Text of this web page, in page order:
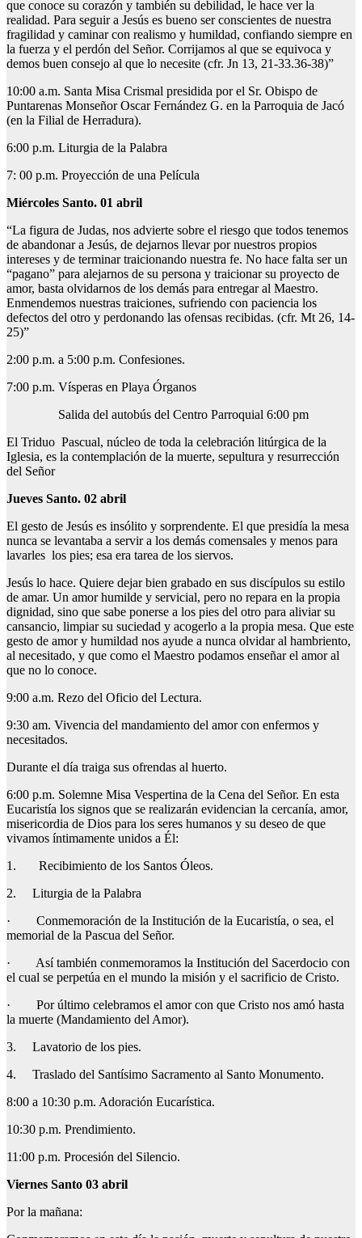
que conoce su corazón y también su debilidad, le hace ver la
realidad. Para seguir a Jesús es bueno ser conscientes de nuestra
fragilidad y caminar con realismo y humildad, confiando siempre en
la fuerza y el perdón del Señor. Corrijamos al que se equivoca y
demos buen consejo al que lo necesite (cfr. Jn 13, 21-33.36-38)”
10:00 a.m. Santa Misa Crismal presidida por el Sr. Obispo de
Puntarenas Monseñor Oscar Fernández G. en la Parroquia de Jacó
(en la Filial de Herradura).
6:00 p.m. Liturgia de la Palabra
7: 00 p.m. Proyección de una Película
Miércoles Santo. 01 abril
“La figura de Judas, nos advierte sobre el riesgo que todos tenemos
de abandonar a Jesús, de dejarnos llevar por nuestros propios
intereses y de terminar traicionando nuestra fe. No hace falta ser un
“pagano” para alejarnos de su persona y traicionar su proyecto de
amor, basta olvidarnos de los demás para entregar al Maestro.
Enmendemos nuestras traiciones, sufriendo con paciencia los
defectos del otro y perdonando las ofensas recibidas. (cfr. Mt 26, 14-
25)”
2:00 p.m. a 5:00 p.m. Confesiones.
7:00 p.m. Vísperas en Playa Órganos
Salida del autobús del Centro Parroquial 6:00 pm
El Triduo Pascual, núcleo de toda la celebración litúrgica de la
Iglesia, es la contemplación de la muerte, sepultura y resurrección
del Señor
Jueves Santo. 02 abril
El gesto de Jesús es insólito y sorprendente. El que presidía la mesa
nunca se levantaba a servir a los demás comensales y menos para
lavarles los pies; esa era tarea de los siervos.
Jesús lo hace. Quiere dejar bien grabado en sus discípulos su estilo
de amar. Un amor humilde y servicial, pero no repara en la propia
dignidad, sino que sabe ponerse a los pies del otro para aliviar su
cansancio, limpiar su suciedad y acogerlo a la propia mesa. Que este
gesto de amor y humildad nos ayude a nunca olvidar al hambriento,
al necesitado, y que como el Maestro podamos enseñar el amor al
que no lo conoce.
9:00 a.m. Rezo del Oficio del Lectura.
9:30 am. Vivencia del mandamiento del amor con enfermos y
necesitados.
Durante el día traiga sus ofrendas al huerto.
6:00 p.m. Solemne Misa Vespertina de la Cena del Señor. En esta
Eucaristía los signos que se realizarán evidencian la cercanía, amor,
misericordia de Dios para los seres humanos y su deseo de que
vivamos íntimamente unidos a Él:
1. Recibimiento de los Santos Óleos.
2. Liturgia de la Palabra
· Conmemoración de la Institución de la Eucaristía, o sea, el
memorial de la Pascua del Señor.
· Así también conmemoramos la Institución del Sacerdocio con
el cual se perpetúa en el mundo la misión y el sacrificio de Cristo.
· Por último celebramos el amor con que Cristo nos amó hasta
la muerte (Mandamiento del Amor).
3. Lavatorio de los pies.
4. Traslado del Santísimo Sacramento al Santo Monumento.
8:00 a 10:30 p.m. Adoración Eucarística.
10:30 p.m. Prendimiento.
11:00 p.m. Procesión del Silencio.
Viernes Santo 03 abril
Por la mañana: